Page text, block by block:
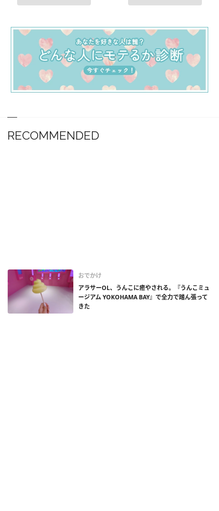
RECOMMENDED
おでかけ
アラサーOL、うんこに癒やされる。『うんこミュ
ージアム YOKOHAMA BAY』で全力で踏ん張って
きた